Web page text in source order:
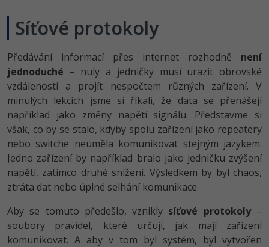
SQL a databáze
UML a návrhové vzory
React
Spring
ASP.NET MVC
Django
Best practices
JavaScript
Python
HTML / CSS
UML a návrhové vzory
MySQL/MariaDB
MS-SQL
SQLite
C# Game developer
Webdesigner
Tester
Systémový administrátor
Grafik / UX/UI návrhář
3D grafik
Projektový manažer
Databázový analytik
PHP -80%
C++ -80%
Swift -80%
Kotlin -80%
-80%
VB.NET
SQL
Návrh SW -80%
WordPress
SEO -30%
UX
Business
Kryptoměny -25%
Copywriting -30%
MS Office -80%
Google Dokumenty
Síťové protokoly
Předávání informací přes internet rozhodně není
jednoduché – nuly a jedničky musí urazit obrovské
vzdálenosti a projít nespočtem různých zařízení. V
minulých lekcích jsme si říkali, že data se přenášejí
například jako změny napětí signálu. Představme si
však, co by se stalo, kdyby spolu zařízení jako repeatery
nebo switche neuměla komunikovat stejným jazykem.
Jedno zařízení by například bralo jako jedničku zvýšení
napětí, zatímco druhé snížení. Výsledkem by byl chaos,
ztráta dat nebo úplné selhání komunikace.
Aby se tomuto předešlo, vznikly síťové protokoly–
soubory pravidel, které určují, jak mají zařízení
komunikovat. A aby v tom byl systém, byl vytvořen